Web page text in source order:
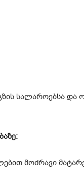
სალაროებსა და
მოძრავი